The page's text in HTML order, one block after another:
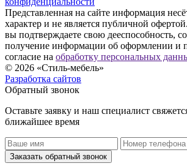
Представленная на сайте информация
характер и не является публичной
вы подтверждаете свою дееспособность,
получение информации об оформлении и
согласие на обработку персональных
© 2026 «Стиль-мебель»
Разработка сайтов
Обратный звонок
Оставьте заявку и наш специалист
ближайшее время
Заказать обратный звонок